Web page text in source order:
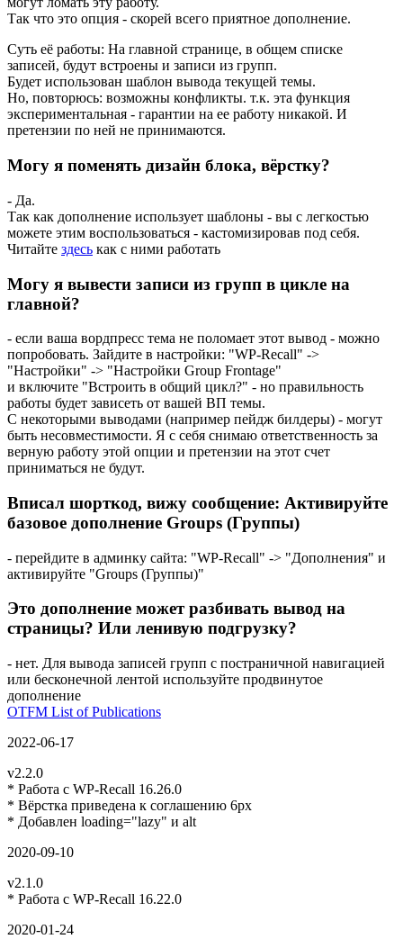
Так что это опция - скорей всего приятное дополнение.
Суть её работы: На главной странице, в общем списке
записей, будут встроены и записи из групп.
Будет использован шаблон вывода текущей темы.
Но, повторюсь: возможны конфликты. т.к. эта функция
экспериментальная - гарантии на ее работу никакой. И
претензии по ней не принимаются.
Могу я поменять дизайн блока, вёрстку?
- Да.
Так как дополнение использует шаблоны - вы с легкостью
можете этим воспользоваться - кастомизировав под себя.
Читайте здесь как с ними работать
Могу я вывести записи из групп в цикле на
главной?
- если ваша вордпресс тема не поломает этот вывод - можно
попробовать. Зайдите в настройки: "WP-Recall" ->
"Настройки" -> "Настройки Group Frontage"
и включите "Встроить в общий цикл?" - но правильность
работы будет зависеть от вашей ВП темы.
С некоторыми выводами (например пейдж билдеры) - могут
быть несовместимости. Я с себя снимаю ответственность за
верную работу этой опции и претензии на этот счет
приниматься не будут.
Вписал шорткод, вижу сообщение: Активируйте
базовое дополнение Groups (Группы)
- перейдите в админку сайта: "WP-Recall" -> "Дополнения" и
активируйте "Groups (Группы)"
Это дополнение может разбивать вывод на
страницы? Или ленивую подгрузку?
- нет. Для вывода записей групп с постраничной навигацией
или бесконечной лентой используйте продвинутое
дополнение
OTFM List of Publications
2022-06-17
v2.2.0
* Работа с WP-Recall 16.26.0
* Вёрстка приведена к соглашению 6px
* Добавлен loading="lazy" и alt
2020-09-10
v2.1.0
* Работа с WP-Recall 16.22.0
2020-01-24